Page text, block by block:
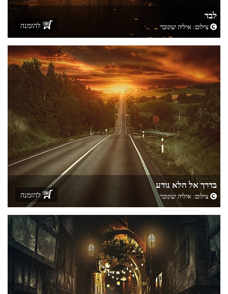
לבד
צילום: איליה יעקובר להזמנה
בדרך אל הלא נודע
צילום: איליה יעקובר להזמנה